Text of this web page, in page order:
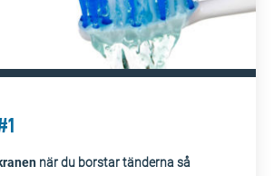
när du borstar tänderna så